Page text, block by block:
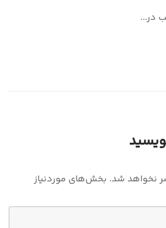
در...
نخواهد شد. بخش‌های موردنیاز